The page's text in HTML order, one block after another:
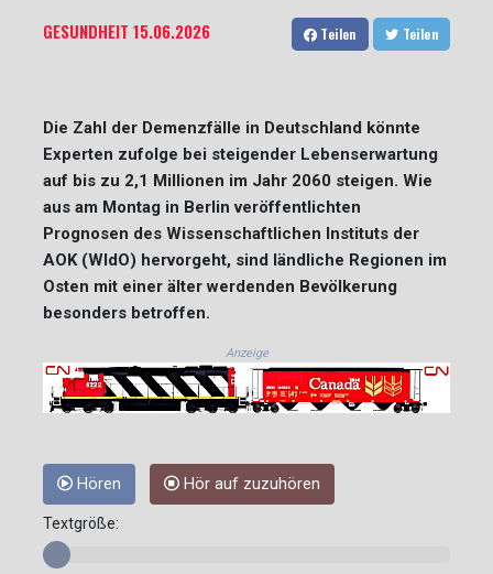
GESUNDHEIT 15.06.2026 Teilen Teilen
Die Zahl der Demenzfälle in Deutschland könnte
Experten zufolge bei steigender Lebenserwartung
auf bis zu 2,1 Millionen im Jahr 2060 steigen. Wie
aus am Montag in Berlin veröffentlichten
Prognosen des Wissenschaftlichen Instituts der
AOK (WIdO) hervorgeht, sind ländliche Regionen im
Osten mit einer älter werdenden Bevölkerung
besonders betroffen.
Anzeige
Hören Hör auf zuzuhören
Textgröße: